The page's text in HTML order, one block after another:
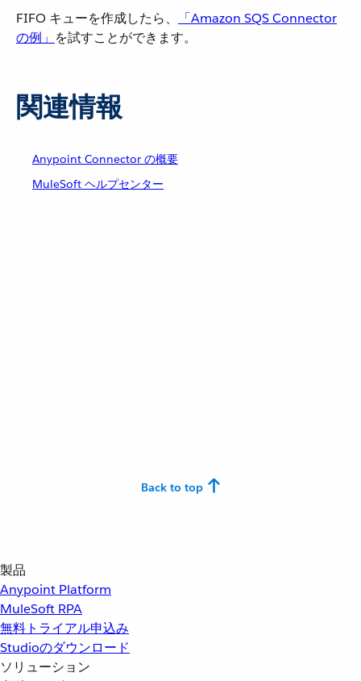
FIFO キューを作成したら、​
「Amazon SQS Connector
の例」 ​を試すことができます。
関連情報
Anypoint Connector の概要
MuleSoft ヘルプセンター
Back to top
製品
Anypoint Platform
MuleSoft RPA
無料トライアル申込み
Studioのダウンロード
ソリューション